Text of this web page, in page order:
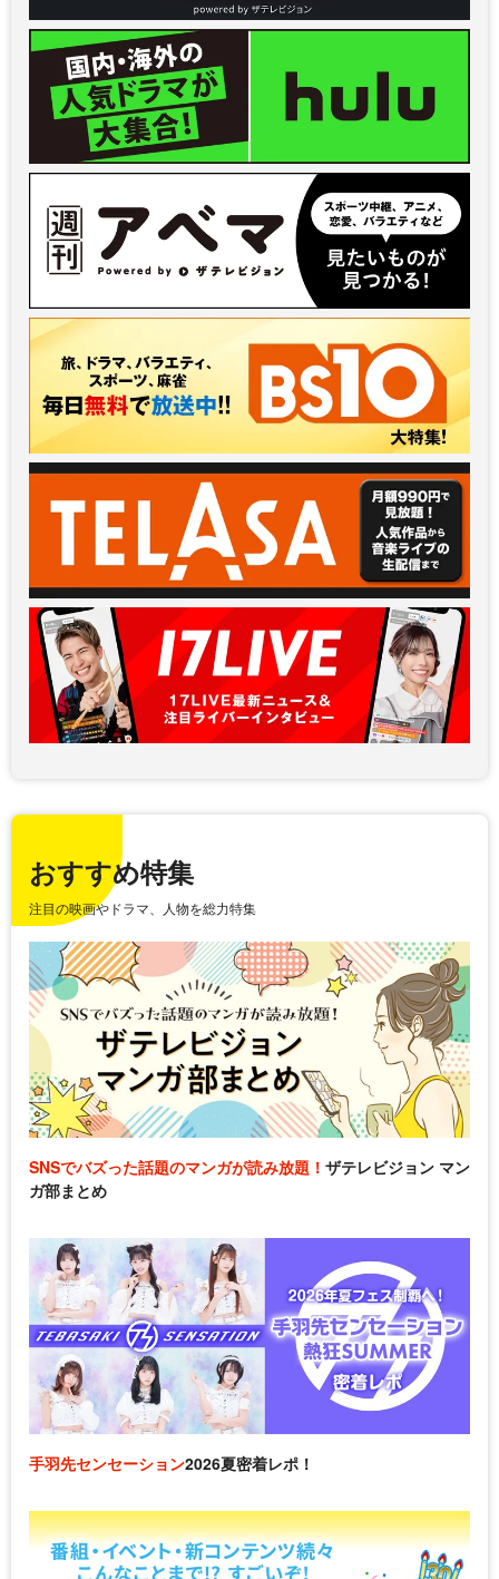
おすすめ特集
注目の映画やドラマ、人物を総力特集
SNSでバズった話題のマンガが読み放題！ ザテレビジョン マン
ガ部まとめ
手羽先センセーション2026夏密着レポ！